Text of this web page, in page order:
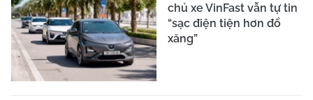
chủ xe VinFast vẫn tự tin
“sạc điện tiện hơn đổ
xăng”